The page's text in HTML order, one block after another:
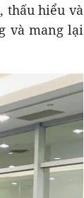
thấu hiểu và
và mang lại